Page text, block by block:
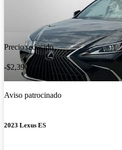
Precio reducido
-$2,390
Aviso patrocinado
2023 Lexus ES